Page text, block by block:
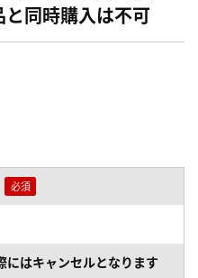
同時購入は不可
にはキャンセルとなります